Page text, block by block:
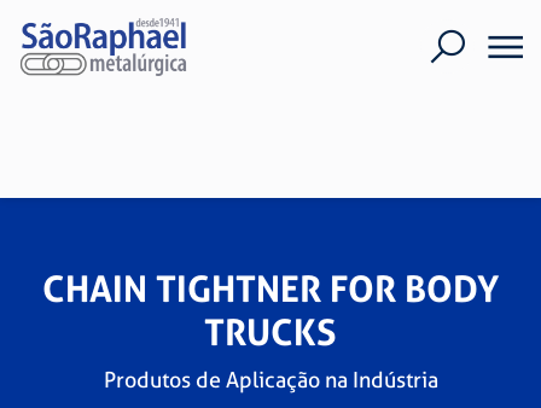
CHAIN TIGHTNER FOR BODY
TRUCKS
Produtos de Aplicação na Indústria